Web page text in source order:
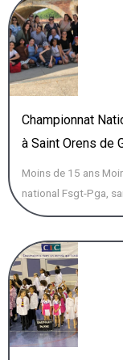
Championnat
à Saint Orens de
Moins de 15 ans
national Fsgt-Pga,